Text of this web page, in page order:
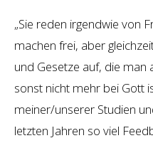
„Sie reden irgendwie von
machen frei, aber
und Gesetze auf, die man
sonst nicht mehr bei Gott
meiner/unserer Studien
letzten Jahren so viel